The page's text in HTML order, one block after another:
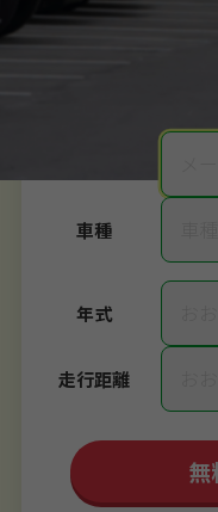
電話か出張か、高い方の査
ご依頼いただい
車種
年式
走行距離
無